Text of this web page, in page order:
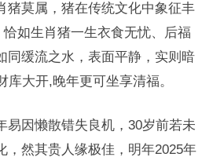
猪莫属，猪在传统文化中象征丰
恰如生肖猪一生衣食无忧、后福
同缓流之水，表面平静，实则暗
库大开,晚年更可坐享清福。
易因懒散错失良机，30岁前若未
，然其贵人缘极佳，明年2025年